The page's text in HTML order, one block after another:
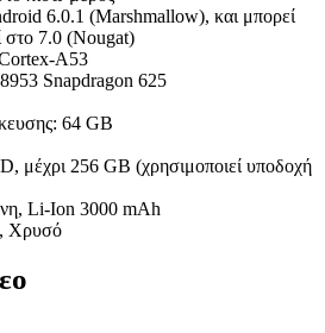
6.0.1 (Marshmallow), και μπορεί
στο 7.0 (Nougat)
A53
Snapdragon 625
64 GB
μέχρι 256 GB (χρησιμοποιεί υποδοχή
Li-Ion 3000 mAh
Χρυσό